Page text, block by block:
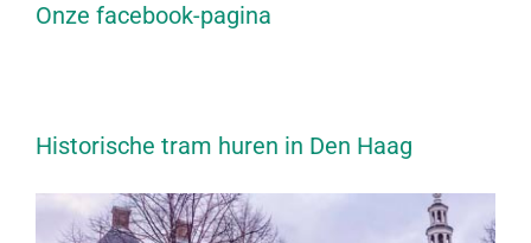
Onze facebook-pagina
Historische tram huren in Den Haag